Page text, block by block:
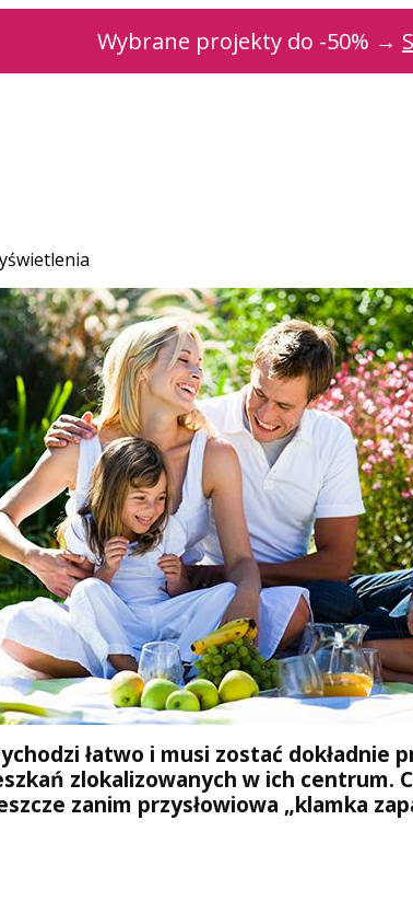
Wybrane projekty do -50% →
łatwo i musi zostać
zlokalizowanych w ich centrum.
zanim przysłowiowa „klamka